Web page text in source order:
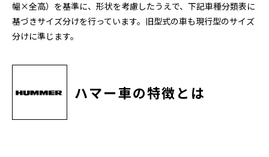
お見積り・お問合せ
店舗情報
施工事例
幅×全高）を基準に、形状を考慮したうえで、下記車種分類表に
基づきサイズ分けを行っています。 旧型式の車も現行型のサイズ
分けに準じます。
ハマー車の特徴とは